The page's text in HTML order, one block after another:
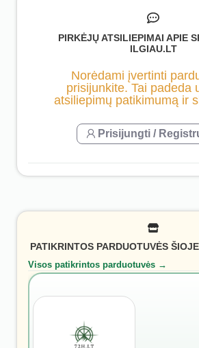
PIRKĖJŲ ATSILIEPIMAI APIE
ILGIAU.LT
Norėdami įvertinti
prisijunkite. Tai padeda
atsiliepimų patikimumą ir
Prisijungti /
PATIKRINTOS PARDUOTUVĖS
Visos patikrintos parduotuvės →